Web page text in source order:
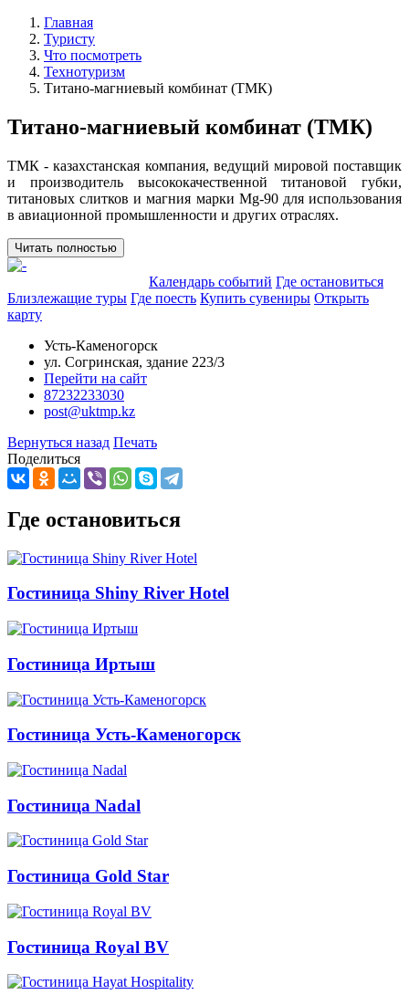
Главная
Туристу
Что посмотреть
Технотуризм
Титано-магниевый комбинат (ТМК)
Титано-магниевый комбинат (ТМК)
ТМК - казахстанская компания, ведущий мировой поставщик
и производитель высококачественной титановой губки,
титановых слитков и магния марки Mg-90 для использования
в авиационной промышленности и других отраслях.
Читать полностью
Календарь событий Где остановиться
Близлежащие туры Где поесть Купить сувениры Открыть
карту
Усть-Каменогорск
ул. Согринская, здание 223/3
Перейти на сайт
87232233030
post@uktmp.kz
Вернуться назад Печать
Поделиться
Где остановиться
Гостиница Shiny River Hotel
Гостиница Иртыш
Гостиница Усть-Каменогорск
Гостиница Nadal
Гостиница Gold Star
Гостиница Royal BV